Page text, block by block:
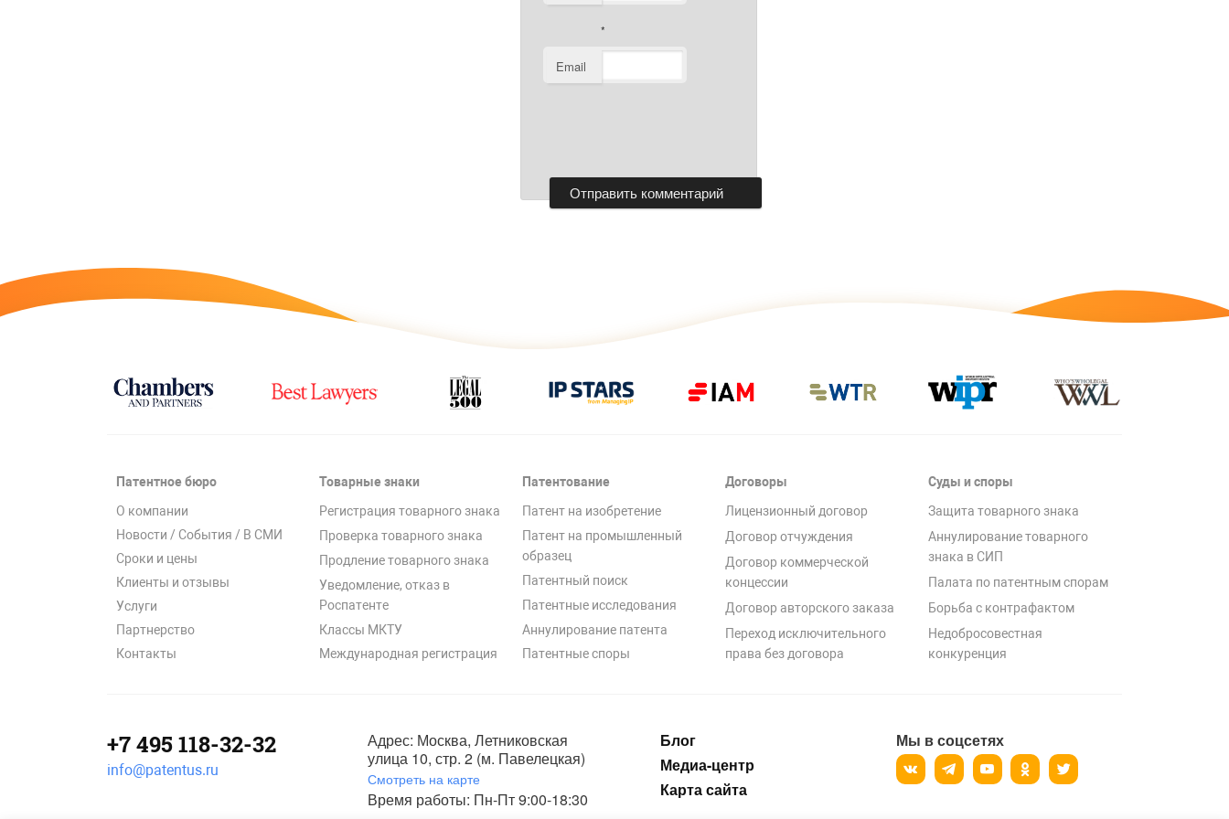
Email
*
Патентное бюро
О компании
Новости / События / В СМИ
Сроки и цены
Клиенты и отзывы
Услуги
Партнерство
Контакты
Товарные знаки
Регистрация товарного знака
Проверка товарного знака
Продление товарного знака
Уведомление, отказ в
Роспатенте
Классы МКТУ
Международная регистрация
Патентование
Патент на изобретение
Патент на промышленный
образец
Патентный поиск
Патентные исследования
Аннулирование патента
Патентные споры
Договоры
Лицензионный договор
Договор отчуждения
Договор коммерческой
концессии
Договор авторского заказа
Переход исключительного
права без договора
Суды и споры
Защита товарного знака
Аннулирование товарного
знака в СИП
Палата по патентным спорам
Борьба с контрафактом
Недобросовестная
конкуренция
+7 495 118-32-32
info@patentus.ru
Адрес: Москва, Летниковская
улица 10, стр. 2 (м. Павелецкая)
Смотреть на карте
Время работы: Пн-Пт 9:00-18:30
Блог
Медиа-центр
Карта сайта
Мы в соцсетях